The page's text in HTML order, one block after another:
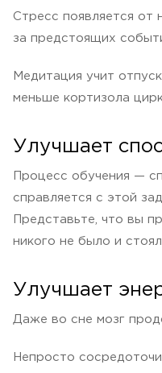
Стресс появляется от
за предстоящих
Медитация учит
меньше кортизола
Улучшает
Процесс обучения —
справляется с этой
Представьте, что вы
никого не было и
Улучшает
Даже во сне мозг
Непросто